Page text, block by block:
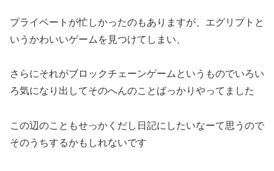
プライベートが忙しかったのもありますが、エグリプトと
いうかわいいゲームを見つけてしまい、
さらにそれがブロックチェーンゲームというものでいろい
ろ気になり出してそのへんのことばっかりやってました
この辺のこともせっかくだし日記にしたいなーて思うので
そのうちするかもしれないです